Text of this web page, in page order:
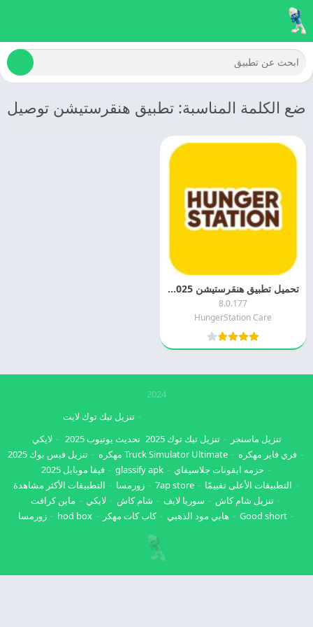
ضع الكلمة المناسبة: تطبيق هنقرستيشن توصيل
تحميل تطبيق هنقرستيشن 2025 HungerStation اخر اصدار مجانا
8.0.177
HungerStation Care
2024
تنزيل ماسنجر تنزيل تيك توك 2025
تنزيل تيك توك لايت
تحديث يوتيوب 2025
لايكي
فري فاير مهكره
Truck Simulator Ultimate مهكره
تنزيل فيس بوك 2025
حزمه ايقونات جلاسيفاي
glassify apk
فيفا موبايل 2025
التطبيقات الأعلى تقييمًا
7ap store زورمسا
التطبيقات الأكثر مشاهدة
تنزيل شام كاش
سوريا لايف شام كاش لايكي
ماين كرافت
Good short
هابي مود الذهبي كاب كات مهكر hod box زورمسا